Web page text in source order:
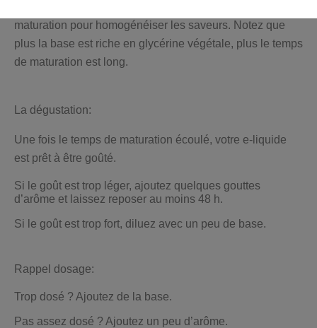
maturation pour homogénéiser les saveurs. Notez que
plus la base est riche en glycérine végétale, plus le temps
de maturation est long.
La dégustation:
Une fois le temps de maturation écoulé, votre e-liquide
est prêt à être goûté.
Si le goût est trop léger, ajoutez quelques gouttes
d’arôme et laissez reposer au moins 48 h.
Si le goût est trop fort, diluez avec un peu de base.
Rappel dosage:
Trop dosé ? Ajoutez de la base.
Pas assez dosé ? Ajoutez un peu d’arôme.